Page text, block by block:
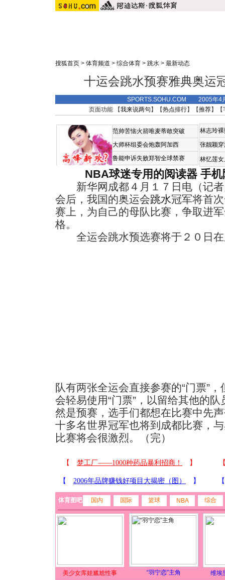
搜狐首页 > 体育频道 > 综合体育 > 跳水 > 最新动态
十运会跳水预赛雅典奥运
SPORTS.SOHU.COM 2005年4
页面功能 【我来说两句 】【热点排行】【推荐】【
范帅苦恼火箭唯麦蒂敢突破
大师杯组委会炮轰阿加西
鲁能申诉失败郑智全球禁赛
林志玲
张靓颖
林忆莲
NBA球迷专用的阅读器 手
新华网成都４月１７日电（记者
会后，我国的奥运会跳水冠军将首
赛上，为自己的母队比赛，争取进
格。
全运会跳水预选赛将于２０日在
队有两张全运会直接参赛的“门票”
会轻易使用“门票”，以留给其他的
然是预赛，选手们都想在比赛中先
十多名世界冠军也将到成都比赛，
比赛将会很激烈。（完）
体育图吧 国内 国际 篮球 NBA 综合
美少女库娃尴尬性事 “羽宁恋”主角 维埃